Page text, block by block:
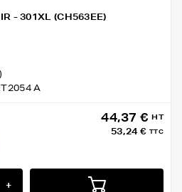
- 301XL (CH563EE)
A
44,37 € HT
53,24 € TTC
+